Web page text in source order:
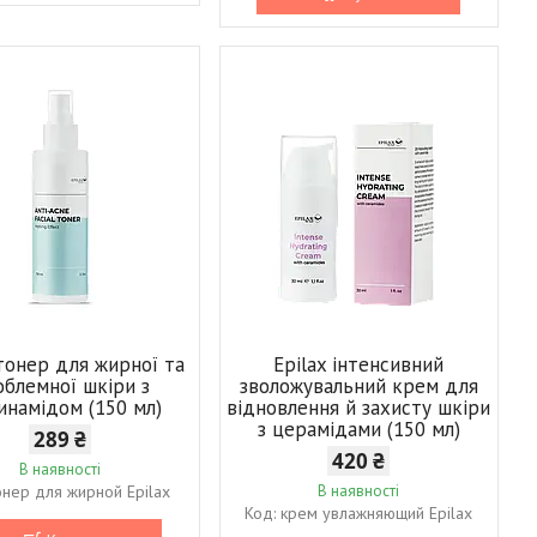
для жирної та
шкіри з
(150 мл)
289 ₴
В наявності
для жирной Epilax
Epilax інтенсивний
зволожувальний крем для
відновлення й захисту шкіри
з церамідами (150 мл)
420 ₴
В наявності
крем увлажняющий Epilax